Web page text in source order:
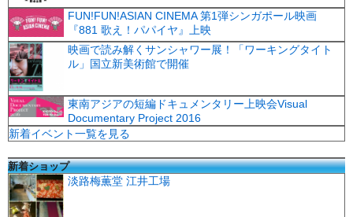
FUN!FUN!ASIAN CINEMA 第1弾シンガポール映画
『881 歌え！パパイヤ』上映
映画で読み解くサンシャワー展！「ワーキングタイト
ル」国立新美術館で開催
東南アジアの短編ドキュメンタリー上映会Visual
Documentary Project 2016
新着イベント一覧を見る
新着ショップ
淡路梅薫堂 江井工場